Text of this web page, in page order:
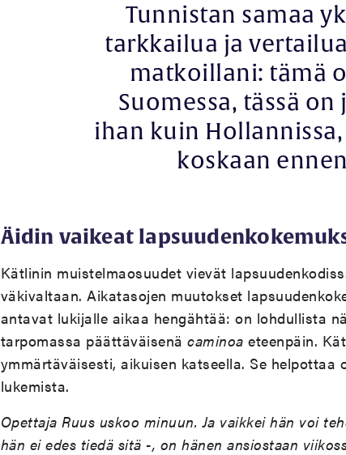
Tunnistan samaa
tarkkailua ja
matkoillani: tämä
Suomessa, tässä
ihan kuin
koskaan
Äidin vaikeat
Kätlinin muistelmaosuudet vievät
väkivaltaan. Aikatasojen muutokset
antavat lukijalle aikaa hengähtää: on lohdullista
tarpomassa päättäväisenä caminoa eteenpäin.
ymmärtäväisesti, aikuisen katseella. Se
lukemista.
Opettaja Ruus uskoo minuun. Ja vaikkei hän voi
hän ei edes tiedä sitä -, on hänen ansiostaan